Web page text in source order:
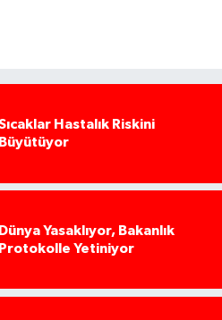
Hastalık Riskini
Büyütüyor
Dünya Yasaklıyor, Bakanlık
Protokolle Yetiniyor